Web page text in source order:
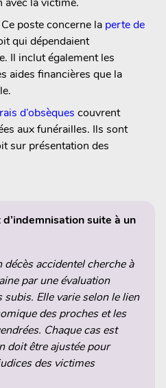
poste concerne la perte de
qui dépendaient
Il inclut également les
aides financières que la
d’obsèques couvrent
aux funérailles. Ils sont
sur présentation des
suite à un
décès accidentel cherche à
par une évaluation
Elle varie selon le lien
des proches et les
Chaque cas est
doit être ajustée pour
des victimes